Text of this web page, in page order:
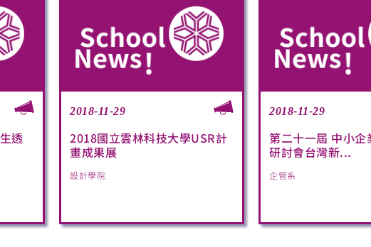
透
2018-11-29
2018國立雲林科技大學USR計
畫成果展
設計學院
2018-11-29
第二十一屆 中小企
研討會台灣新...
企管系